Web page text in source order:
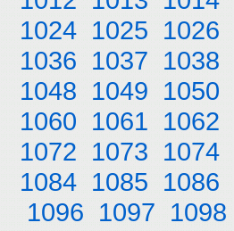
1024 1025 1026
1036 1037 1038
1048 1049 1050
1060 1061 1062
1072 1073 1074
1084 1085 1086
1096 1097 1098